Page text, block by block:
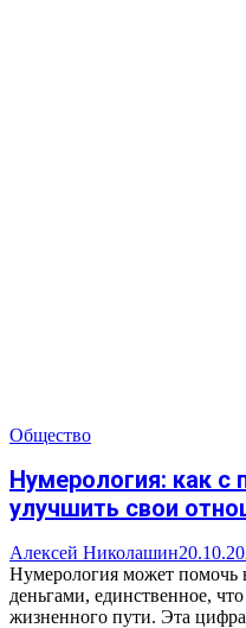
Общество
Нумерология: как
улучшить свои
Алексей Николашин
Нумерология может помочь
деньгами, единственное,
жизненного пути. Эта